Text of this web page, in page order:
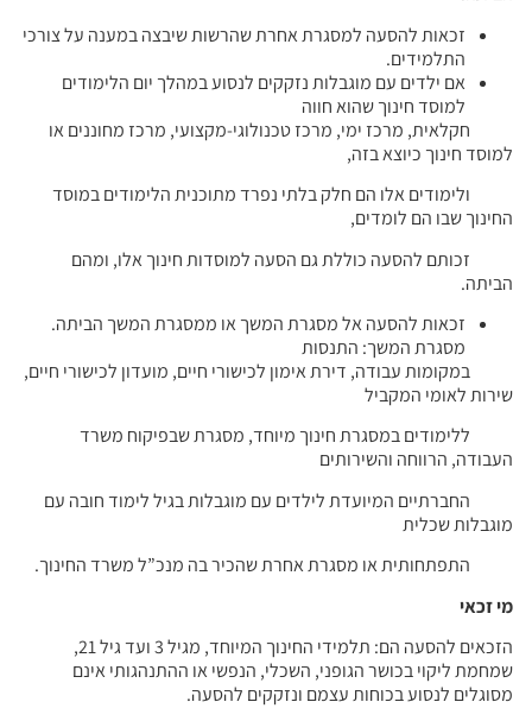
זכאות להסעה למסגרת אחרת שהרשות שיבצה במענה על צורכי
התלמידים.
אם ילדים עם מוגבלות נזקקים לנסוע במהלך יום הלימודים
למוסד חינוך שהוא חווה
חקלאית, מרכז ימי, מרכז טכנולוגי-מקצועי, מרכז מחוננים או
למוסד חינוך כיוצא בזה,
ולימודים אלו הם חלק בלתי נפרד מתוכנית הלימודים במוסד
החינוך שבו הם לומדים,
זכותם להסעה כוללת גם הסעה למוסדות חינוך אלו, ומהם
הביתה.
זכאות להסעה אל מסגרת המשך או ממסגרת המשך הביתה.
מסגרת המשך: התנסות
במקומות עבודה, דירת אימון לכישורי חיים, מועדון לכישורי חיים,
שירות לאומי המקביל
ללימודים במסגרת חינוך מיוחד, מסגרת שבפיקוח משרד
העבודה, הרווחה והשירותים
החברתיים המיועדת לילדים עם מוגבלות בגיל לימוד חובה עם
מוגבלות שכלית
התפתחותית או מסגרת אחרת שהכיר בה מנכ”ל משרד החינוך.
מי זכאי
הזכאים להסעה הם: תלמידי החינוך המיוחד, מגיל 3 ועד גיל 21,
שמחמת ליקוי בכושר הגופני, השכלי, הנפשי או ההתנהגותי אינם
מסוגלים לנסוע בכוחות עצמם ונזקקים להסעה.